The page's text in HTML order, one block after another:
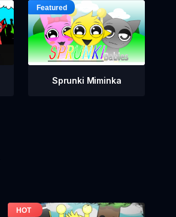
Sprunki Miminka